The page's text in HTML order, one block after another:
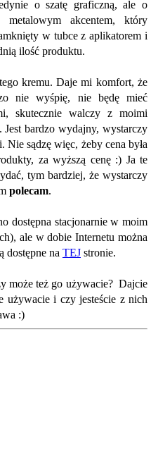
o szatę graficzną, ale o
metalowym akcentem, który
w tubce z aplikatorem i
ilość produktu.
kremu. Daje mi komfort, że
nie wyśpię, nie będę mieć
skutecznie walczy z moimi
bardzo wydajny, wystarczy
sądzę więc, żeby cena była
za wyższą cenę :) Ja te
tym bardziej, że wystarczy
polecam.
dostępna stacjonarnie w moim
ale w dobie Internetu można
dostępne na TEJ stronie.
może też go używacie? Dajcie
używacie i czy jesteście z nich
:)